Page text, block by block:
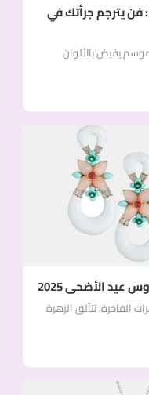
أقراط هندسية فاخرة لصيف 2025 : فن يترجم جرأتك في
لصيف 2025 – في موسم يفيض بالألوان
عيد الأضحى 2025
الفاخرة، تتألق الزهرة